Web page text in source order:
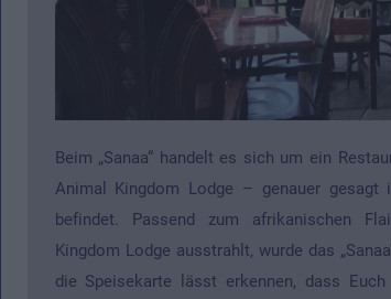
Beim „Sanaa“ handelt es sich um ein
Animal Kingdom Lodge – genauer
befindet. Passend zum afrikanischen
Kingdom Lodge ausstrahlt, wurde das
die Speisekarte lässt erkennen, dass